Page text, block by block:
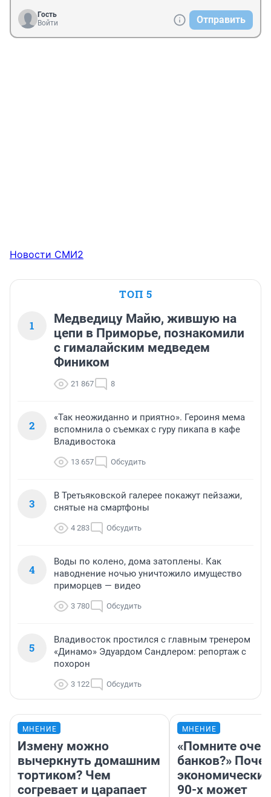
Гость
Войти
Отправить
Новости СМИ2
ТОП 5
1
Медведицу Майю, жившую на
цепи в Приморье, познакомили
с гималайским медведем
Фиником
21 867 8
2
«Так неожиданно и приятно». Героиня мема
вспомнила о съемках с гуру пикапа в кафе
Владивостока
13 657 Обсудить
3
В Третьяковской галерее покажут пейзажи,
снятые на смартфоны
4 283 Обсудить
4
Воды по колено, дома затоплены. Как
наводнение ночью уничтожило имущество
приморцев — видео
3 780 Обсудить
5
Владивосток простился с главным тренером
«Динамо» Эдуардом Сандлером: репортаж с
похорон
3 122 Обсудить
МНЕНИЕ
Измену можно
вычеркнуть домашним
тортиком? Чем
согревает и царапает
МНЕНИЕ
«Помните
банков?»
90-х может